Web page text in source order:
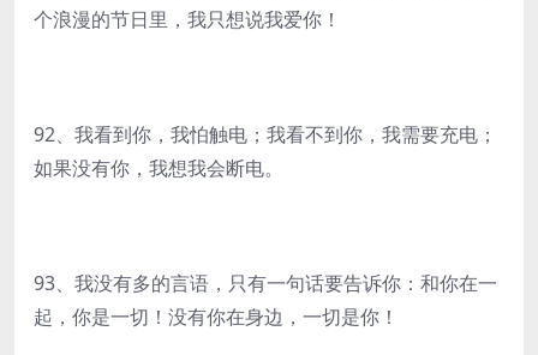
个浪漫的节日里，我只想说我爱你！
92、我看到你，我怕触电；我看不到你，我需要充电；
如果没有你，我想我会断电。
93、我没有多的言语，只有一句话要告诉你：和你在一
起，你是一切！没有你在身边，一切是你！